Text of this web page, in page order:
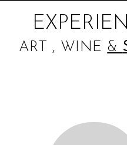
ART , WINE &